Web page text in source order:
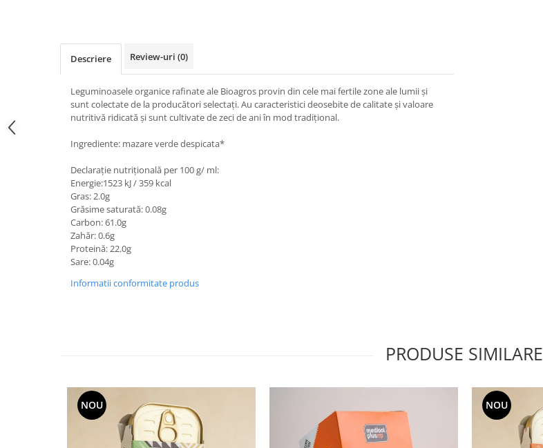
Descriere Review-uri (0)
Leguminoasele organice rafinate ale Bioagros provin din cele mai fertile zone ale lumii și
sunt colectate de la producători selectați. Au caracteristici deosebite de calitate și valoare
nutritivă ridicată și sunt cultivate de zeci de ani în mod tradițional.
Ingrediente: mazare verde despicata*
Declarație nutrițională per 100 g/ ml:
Energie:1523 kJ / 359 kcal
Gras: 2.0g
Grăsime saturată: 0.08g
Carbon: 61.0g
Zahăr: 0.6g
Proteină: 22.0g
Sare: 0.04g
Informatii conformitate produs
PRODUSE SIMILARE
NOU NOU